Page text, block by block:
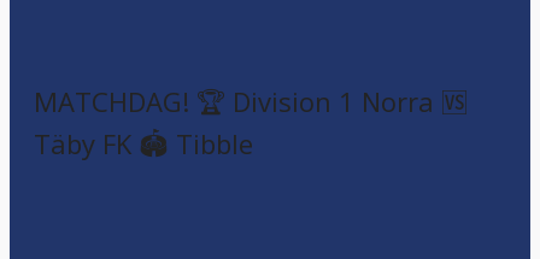
MATCHDAG! 🏆 Division 1 Norra 🆚
Täby FK 🏟️ Tibble